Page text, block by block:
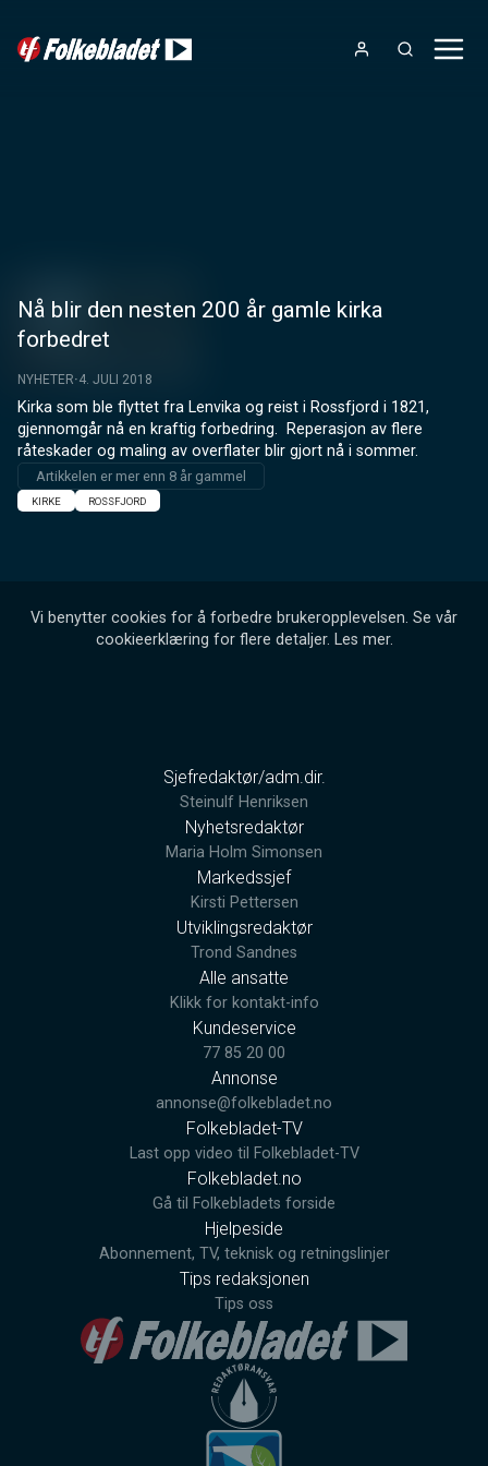
Nå blir den nesten 200 år gamle kirka
forbedret
NYHETER 4. JULI 2018
Kirka som ble flyttet fra Lenvika og reist i Rossfjord i 1821,
gjennomgår nå en kraftig forbedring.  Reperasjon av flere
råteskader og maling av overflater blir gjort nå i sommer.
Artikkelen er mer enn 8 år gammel
KIRKE ROSSFJORD
Vi benytter cookies for å forbedre brukeropplevelsen. Se vår
cookieerklæring for flere detaljer. Les mer.
Sjefredaktør/adm.dir.
Steinulf Henriksen
Nyhetsredaktør
Maria Holm Simonsen
Markedssjef
Kirsti Pettersen
Utviklingsredaktør
Trond Sandnes
Alle ansatte
Klikk for kontakt-info
Kundeservice
77 85 20 00
Annonse
annonse@folkebladet.no
Folkebladet-TV
Last opp video til Folkebladet-TV
Folkebladet.no
Gå til Folkebladets forside
Hjelpeside
Abonnement, TV, teknisk og retningslinjer
Tips redaksjonen
Tips oss